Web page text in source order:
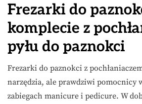
Frezarki do
komplecie z
pyłu do paznokci
Frezarki do paznokci z
narzędzia, ale prawdziwi pomocnicy
zabiegach manicure i pedicure. W